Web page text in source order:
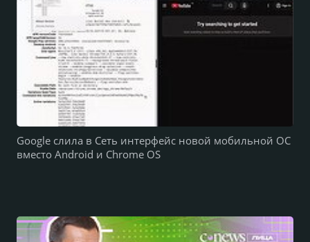
Google слила в Сеть интерфейс новой мобильной ОС
вместо Android и Chrome OS